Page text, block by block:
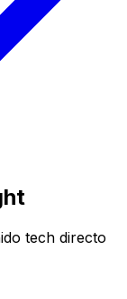
tech directo